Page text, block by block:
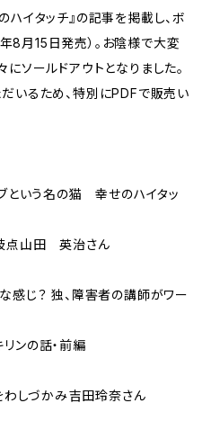
イタッチ』の記事を掲載し、ボ
8月15日発売）。お陰様で大変
ソールドアウトとなりました。
いるため、特別にPDFで販売い
という名の猫 幸せのハイタッ
点山田 英治さん
感じ？ 独、障害者の講師がワー
ンの話・前編
しづかみ――吉田玲奈さん